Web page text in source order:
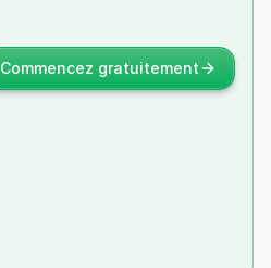
Commencez gratuitement